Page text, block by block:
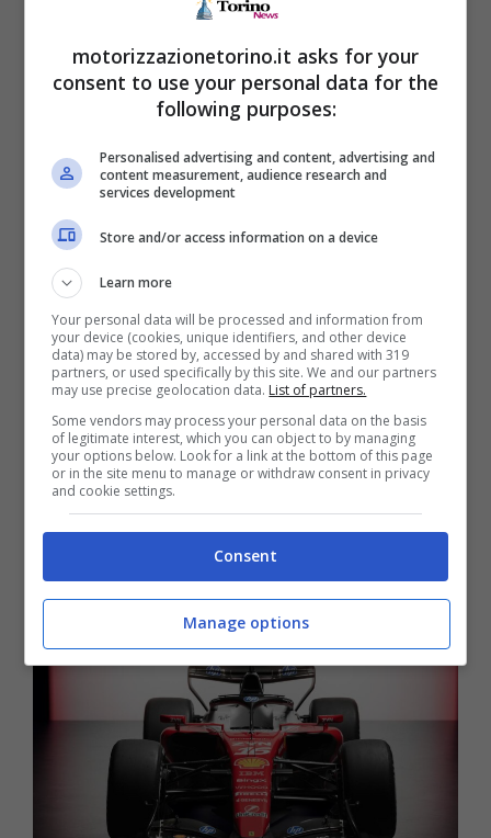
Il pilota sottolinea come ogni stagione
esprimere giudizi, sia fondamentale attendere
i primi riscontri reali. La SF-26 è ancora un
ai test e alle prime gare con una base solida,
senza illusioni premature.
Motivazione e
preparazione al centro del
progetto Ferrari
Più che sulle prestazioni pure, Leclerc pone
l’accento sull’atteggiamento del team. A
Maranello si respira
concentrazione e determinazione, con
l’intento di non lasciare nulla al caso.
motorizzazionetorino.it asks for your
consent to use your personal data for the
following purposes:
Personalised advertising and content, advertising and
content measurement, audience research and
services development
Store and/or access information on a device
Learn more
Your personal data will be processed and information from
your device (cookies, unique identifiers, and other device
data) may be stored by, accessed by and shared with 319
partners, or used specifically by this site. We and our partners
may use precise geolocation data. List of partners.
Some vendors may process your personal data on the basis
of legitimate interest, which you can object to by managing
your options below. Look for a link at the bottom of this page
or in the site menu to manage or withdraw consent in privacy
and cookie settings.
Consent
Manage options